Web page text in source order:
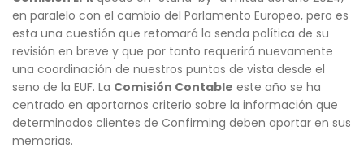
en paralelo con el cambio del Parlamento Europeo, pero es
esta una cuestión que retomará la senda política de su
revisión en breve y que por tanto requerirá nuevamente
una coordinación de nuestros puntos de vista desde el
seno de la EUF. La Comisión Contable este año se ha
centrado en aportarnos criterio sobre la información que
determinados clientes de Confirming deben aportar en sus
memorias.